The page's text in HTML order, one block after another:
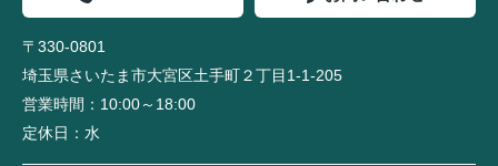
〒330-0801
埼玉県さいたま市大宮区土手町２丁目1-1-205
営業時間： 10:00～18:00
定休日： 水